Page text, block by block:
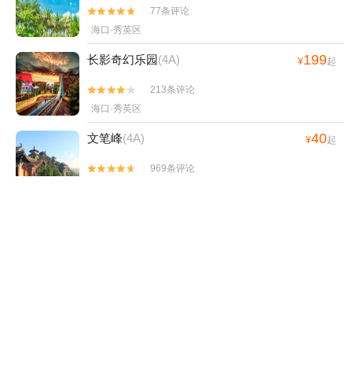


77条评论
海口·秀英区
长影奇幻乐园(4A) ¥199起


213条评论
海口·秀英区
文笔峰(4A) ¥40起


969条评论